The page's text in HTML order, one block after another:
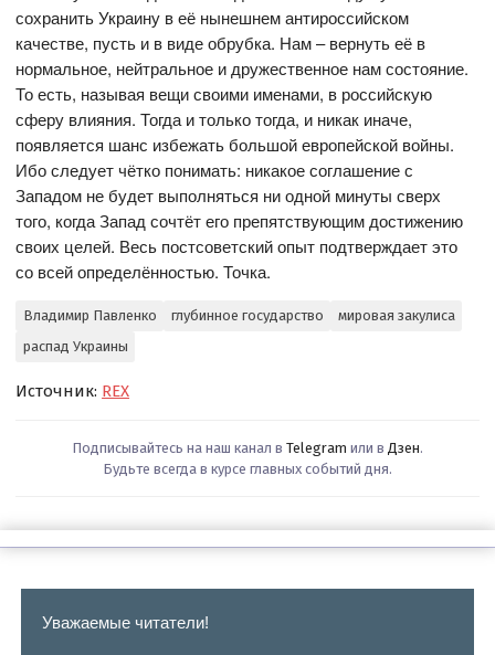
сохранить Украину в её нынешнем антироссийском
качестве, пусть и в виде обрубка. Нам – вернуть её в
нормальное, нейтральное и дружественное нам состояние.
То есть, называя вещи своими именами, в российскую
сферу влияния. Тогда и только тогда, и никак иначе,
появляется шанс избежать большой европейской войны.
Ибо следует чётко понимать: никакое соглашение с
Западом не будет выполняться ни одной минуты сверх
того, когда Запад сочтёт его препятствующим достижению
своих целей. Весь постсоветский опыт подтверждает это
со всей определённостью. Точка.
Владимир Павленко глубинное государство
мировая закулиса
распад Украины
Источник: REX
Подписывайтесь на наш канал в Telegram или в Дзен.
Будьте всегда в курсе главных событий дня.
Уважаемые читатели!